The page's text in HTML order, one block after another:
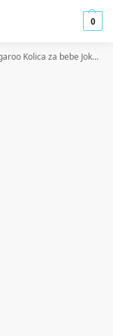
0
Kolica za bebe Joker 3u1 – Sand